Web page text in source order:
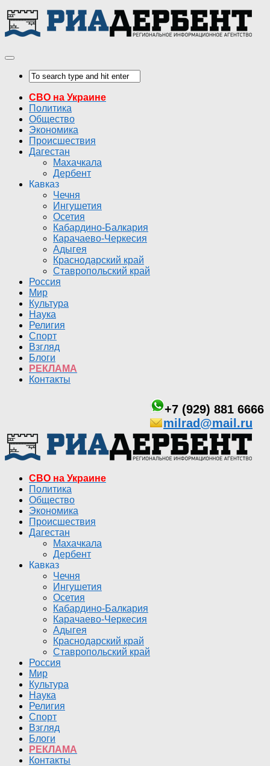
СВО на Украине
Политика
Общество
Экономика
Происшествия
Дагестан
Махачкала
Дербент
Кавказ
Чечня
Ингушетия
Осетия
Кабардино-Балкария
Карачаево-Черкесия
Адыгея
Краснодарский край
Ставропольский край
Россия
Мир
Культура
Наука
Религия
Спорт
Взгляд
Блоги
РЕКЛАМА
Контакты
+7 (929) 881 6666
milrad@mail.ru
СВО на Украине
Политика
Общество
Экономика
Происшествия
Дагестан
Махачкала
Дербент
Кавказ
Чечня
Ингушетия
Осетия
Кабардино-Балкария
Карачаево-Черкесия
Адыгея
Краснодарский край
Ставропольский край
Россия
Мир
Культура
Наука
Религия
Спорт
Взгляд
Блоги
РЕКЛАМА
Контакты